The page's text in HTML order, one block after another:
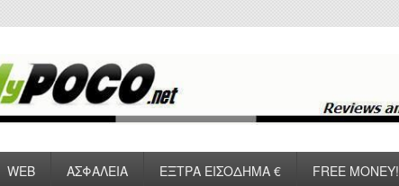
WEB ΑΣΦΑΛΕΙΑ ΕΞΤΡΑ ΕΙΣΟΔΗΜΑ € FREE MONEY!